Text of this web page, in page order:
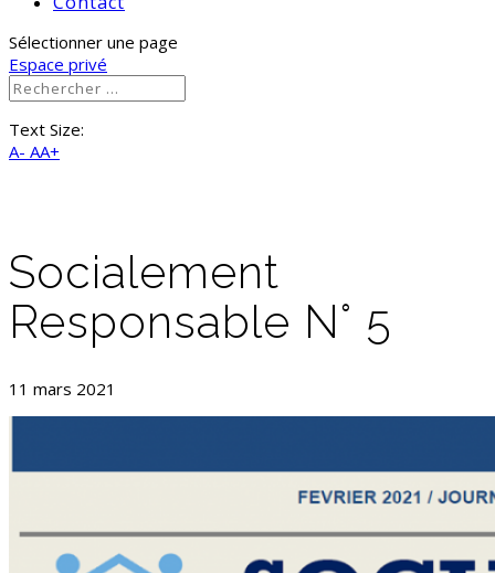
Sélectionner une page
Espace privé
Text Size:
A- AA+
Socialement
Responsable N° 5
11 mars 2021